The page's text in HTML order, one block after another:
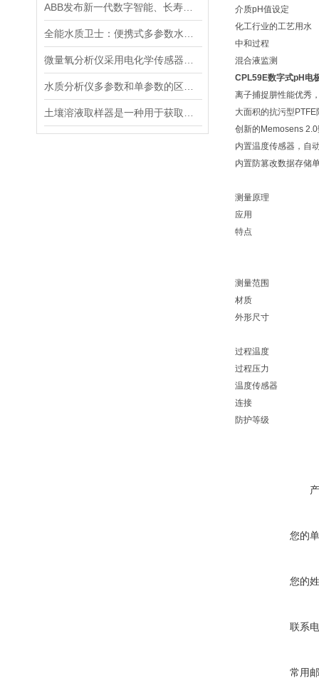
介质pH值设定
化工行业的工艺用水
中和过程
混合液监测
CPL59E数字式pH电
离子捕捉肼性能优秀
大面积的抗污型
创新的Memosens
内置温度传感器，自
内置防篡改数据存储
测量原理
应用
特点
测量范围
材质
外形尺寸
过程温度
过程压力
温度传感器
连接
防护等级
您的
您的
联系
常用